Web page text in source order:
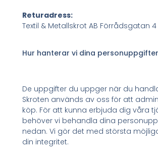
Returadress:
Textil & Metallskrot AB Förrådsgatan 4
Hur hanterar vi dina
De uppgifter du uppger när du
Skroten används av oss för att
köp. För att kunna erbjuda dig våra
behöver vi behandla dina
nedan. Vi gör det med största
din integritet.